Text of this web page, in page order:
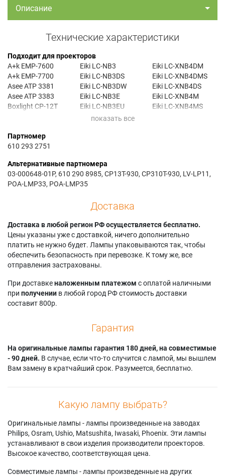
Описание
Технические характеристики
Подходит для проекторов
A+k EMP-7600
A+k EMP-7700
Asee ATP 3381
Asee ATP 3383
Boxlight CP-12T
Boxlight CP-19T
Boxlight CP-300T
Boxlight CP-306T
Boxlight CP-310T
Boxlight CP-315T
Canon LV-734X
Canon LV-7350
Canon LV-7355
Canon LV-735X
Christie LX20
Claxan ACC 31036
Eiki LC-NB3
Eiki LC-NB3DS
Eiki LC-NB3DW
Eiki LC-NB3E
Eiki LC-NB3EU
Eiki LC-NB3S
Eiki LC-NB4M
Eiki LC-NB4MS
Eiki LC-NB4S
Eiki LC-XNB35
Eiki LC-XNB3DS
Eiki LC-XNB3DW
Eiki LC-XNB3S
Eiki LC-XNB3W
Eiki LC-XNB4
Eiki LC-XNB4D
Eiki LC-XNB4DM
Eiki LC-XNB4DMS
Eiki LC-XNB4DS
Eiki LC-XNB4M
Eiki LC-XNB4MS
Sanyo PLC-SU32
Sanyo PLC-XU30
Sanyo PLC-XU31
Sanyo PLC-XU32
Sanyo PLC-XU33
Sanyo PLC-XU38
Партномер
610 293 2751
Альтернативные партномера
03-000648-01P, 610 290 8985, CP13T-930, CP310T-930, LV-LP11,
POA-LMP33, POA-LMP35
Доставка
Доставка в любой регион РФ осуществляется бесплатно.
Цены указаны уже с доставкой, ничего дополнительно
платить не нужно будет. Лампы упаковываются так, чтобы
обеспечить безопасность при перевозке. К тому же, все
отправления застрахованы.
При доставкеналоженным платежом с оплатой наличными
при получении в любой город РФ стоимость доставки
составит 800р.
Гарантия
На оригинальные лампы гарантия 180 дней, на совместимые
- 90 дней. В случае, если что-то случится с лампой, мы вышлем
Вам замену в кратчайший срок. Разумеется, бесплатно.
Какую лампу выбрать?
Оригинальные лампы - лампы произведенные на заводах
Philips, Osram, Ushio, Matsushita, Iwasaki, Phoenix. Эти лампы
устанавливают в свои изделия производители проекторов.
Высокое качество, соответствующая цена.
Совместимые лампы - лампы произведенные на других